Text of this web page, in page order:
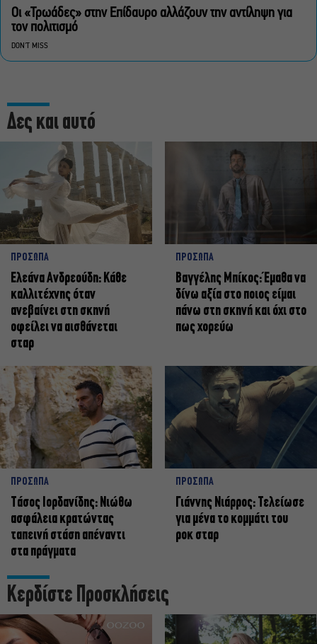
Οι «Τρωάδες» στην Επίδαυρο αλλάζουν την αντίληψη για
τον πολιτισμό
DON'T MISS
Δες και αυτό
ΠΡΟΣΩΠΑ
Ελεάνα Ανδρεούδη: Κάθε
καλλιτέχνης όταν
ανεβαίνει στη σκηνή
οφείλει να αισθάνεται
σταρ
ΠΡΟΣΩΠΑ
Βαγγέλης Μπίκος: Έμαθα να
δίνω αξία στο ποιος είμαι
πάνω στη σκηνή και όχι στο
πως χορεύω
ΠΡΟΣΩΠΑ
Tάσος Ιορδανίδης: Νιώθω
ασφάλεια κρατώντας
ταπεινή στάση απέναντι
στα πράγματα
ΠΡΟΣΩΠΑ
Γιάννης Νιάρρος: Τελείωσε
για μένα το κομμάτι του
ροκ σταρ
Κερδίστε Προσκλήσεις